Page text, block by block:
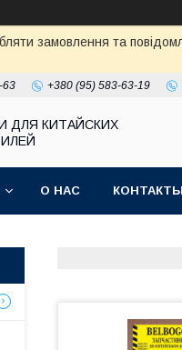
замовлення та
63 +380 (95) 583-63-19
ДЛЯ КИТАЙСКИХ
О НАС КОНТАКТЫ